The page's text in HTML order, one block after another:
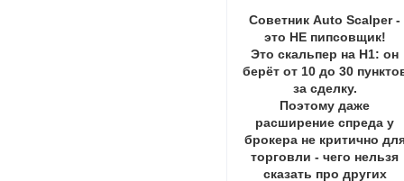
Советник Auto Scalper -
это НЕ пипсовщик!
Это скальпер на H1: он
берёт от 10 до 30
за сделку.
Поэтому даже
расширение спреда у
брокера не критично
торговли - чего нельзя
сказать про других